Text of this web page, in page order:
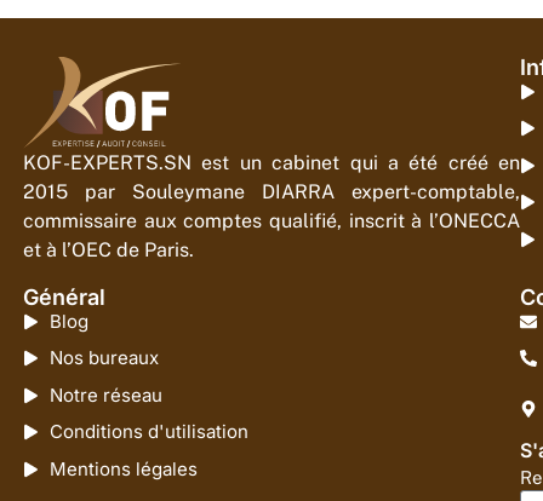
KOF-EXPERTS.SN est un cabinet qui a été créé en
2015 par Souleymane DIARRA expert-comptable,
commissaire aux comptes qualifié, inscrit à l’ONECCA
et à l’OEC de Paris.
Général
Blog
Nos bureaux
Notre réseau
Conditions d'utilisation
Mentions légales